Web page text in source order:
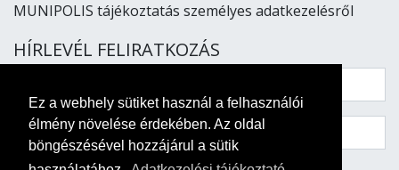
Ez a webhely sütiket használ a felhasználói
élmény növelése érdekében. Az oldal
böngészésével hozzájárul a sütik
MUNIPOLIS tájékoztatás személyes adatkezelésről
HÍRLEVÉL FELIRATKOZÁS